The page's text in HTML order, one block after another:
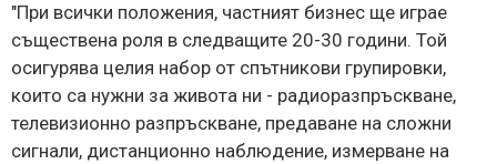
"При всички положения, частният бизнес ще играе
съществена роля в следващите 20-30 години. Той
осигурява целия набор от спътникови групировки,
които са нужни за живота ни - радиоразпръскване,
телевизионно разпръскване, предаване на сложни
сигнали, дистанционно наблюдение, измерване на